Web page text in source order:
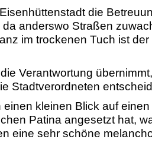
die
anderswo Straßen
im trockenen Tuch ist
Verantwortung
Stadtverordneten
kleinen Blick auf
Patina angesetzt hat,
eine sehr schöne